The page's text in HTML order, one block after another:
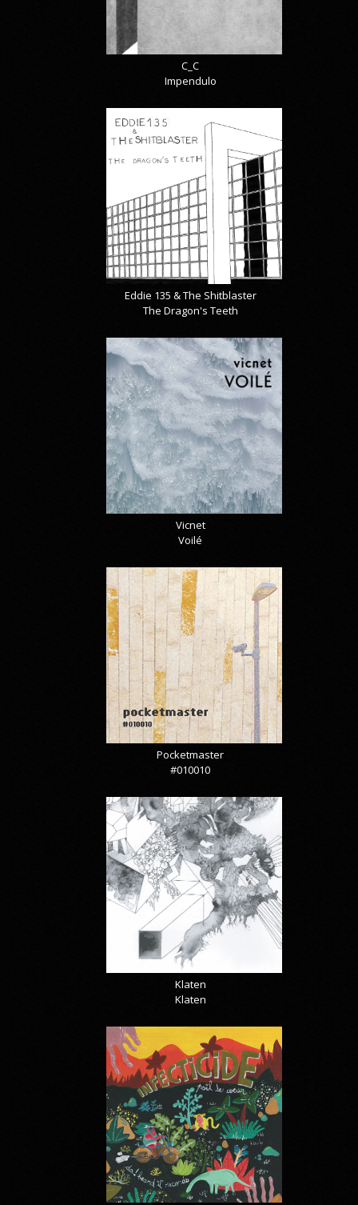
C_C
Impendulo
Eddie 135 & The Shitblaster
The Dragon's Teeth
Vicnet
Voilé
Pocketmaster
#010010
Klaten
Klaten